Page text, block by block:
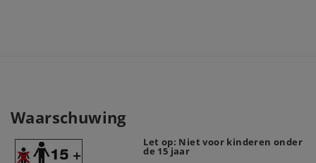
Waarschuwing
Let op: Niet voor kinderen onder
de 15 jaar